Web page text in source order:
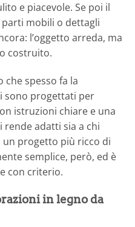
e piacevole. Se poi il
mobili o dettagli
l’oggetto arreda, ma
costruito.
che spesso fa la
sono progettati per
istruzioni chiare e una
adatti sia a chi
un progetto più ricco di
semplice, però, ed è
con criterio.
in legno da